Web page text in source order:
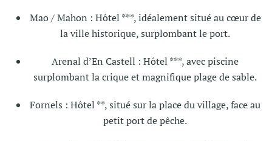
Mao / Mahon : Hôtel ***, idéalement situé au cœur de
la ville historique, surplombant le port.
Arenal d’En Castell : Hôtel ***, avec piscine
surplombant la crique et magnifique plage de sable.
Fornels : Hôtel **, situé sur la place du village, face au
petit port de pêche.